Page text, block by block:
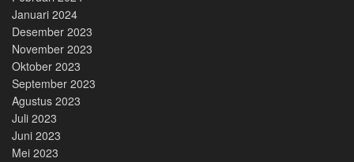
Januari 2024
Desember 2023
November 2023
Oktober 2023
September 2023
Agustus 2023
Juli 2023
Juni 2023
Mei 2023